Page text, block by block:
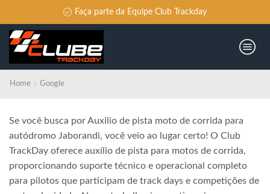
Faça parte da Equipe Club Trackday
Home Google
Se você busca por Auxilio de pista moto de corrida para
autódromo Jaborandi, você veio ao lugar certo! O Club
TrackDay oferece auxílio de pista para motos de corrida,
proporcionando suporte técnico e operacional completo
para pilotos que participam de track days e competições de